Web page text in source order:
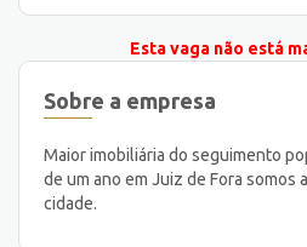
Esta vaga não está
Sobre a empresa
Maior imobiliária do seguimento
de um ano em Juiz de Fora somos
cidade.